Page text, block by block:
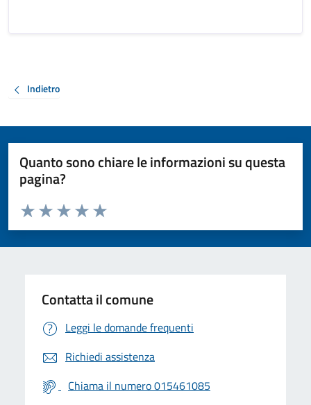
Indietro
Quanto sono chiare le informazioni su questa
pagina?
Valuta da 1 a 5 stelle la pagina
Valuta 5 stelle su 5
Valuta 4 stelle su 5
Valuta 3 stelle su 5
Valuta 2 stelle su 5
Valuta 1 stelle su 5
Contatta il comune
Leggi le domande frequenti
Richiedi assistenza
Chiama il numero 015461085